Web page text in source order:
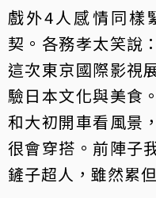
戲外4人感情同樣
契。各務孝太笑說
這次東京國際影視
驗日本文化與美食
和大初開車看風景
很會穿搭。前陣子
鏟子超人，雖然累